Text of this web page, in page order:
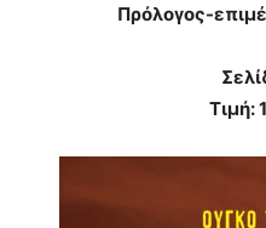
Πρόλογος-
Τιμή: